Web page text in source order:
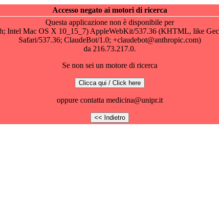
Accesso negato ai motori di ricerca
Questa applicazione non è disponibile per
Intel Mac OS X 10_15_7) AppleWebKit/537.36 (KHTML, like
Safari/537.36; ClaudeBot/1.0; +claudebot@anthropic.com)
da 216.73.217.0.
Se non sei un motore di ricerca
oppure contatta medicina@unipr.it